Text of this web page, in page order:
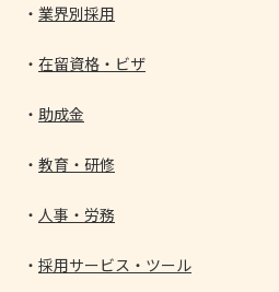
業界別採用
在留資格・ビザ
助成金
教育・研修
人事・労務
採用サービス・ツール